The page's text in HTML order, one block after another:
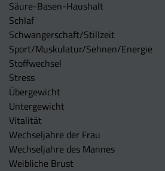
Säure-Basen-Haushalt
Schlaf
Schwangerschaft/Stillzeit
Sport/Muskulatur/Sehnen/Energie
Stoffwechsel
Stress
Übergewicht
Untergewicht
Vitalität
Wechseljahre der Frau
Wechseljahre des Mannes
Weibliche Brust